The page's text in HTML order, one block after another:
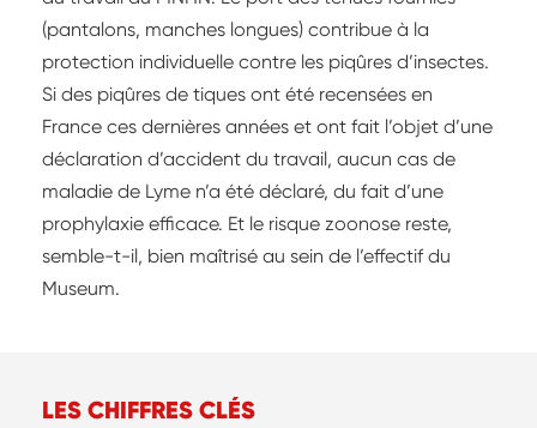
(pantalons, manches longues) contribue à la
protection individuelle contre les piqûres d’insectes.
Si des piqûres de tiques ont été recensées en
France ces dernières années et ont fait l’objet d’une
déclaration d’accident du travail, aucun cas de
maladie de Lyme n’a été déclaré, du fait d’une
prophylaxie efficace. Et le risque zoonose reste,
semble-t-il, bien maîtrisé au sein de l’effectif du
Museum.
LES CHIFFRES CLÉS